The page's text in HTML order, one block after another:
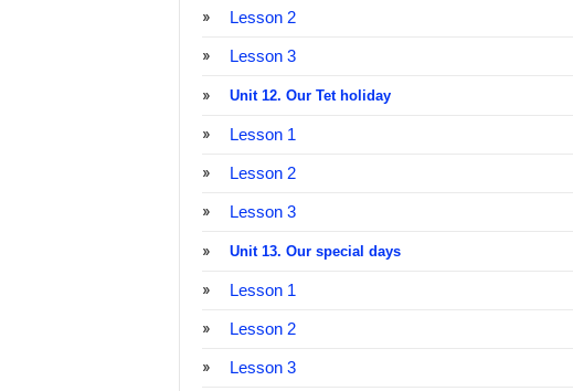
Lesson 2
Lesson 3
Unit 12. Our Tet holiday
Lesson 1
Lesson 2
Lesson 3
Unit 13. Our special days
Lesson 1
Lesson 2
Lesson 3